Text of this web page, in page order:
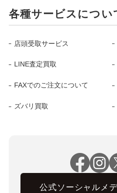
各種サービスについ
店頭受取サービス
LINE査定買取
FAXでのご注文について
ズバリ買取
公式ソーシャルメ